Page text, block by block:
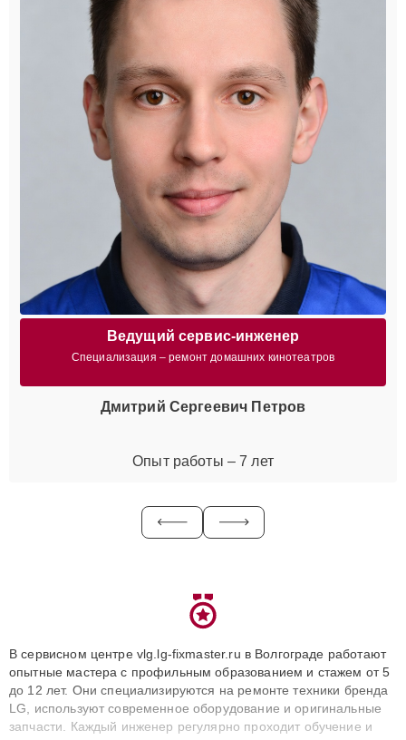
Ведущий сервис-инженер
Специализация – ремонт домашних кинотеатров
Дмитрий Сергеевич Петров
Опыт работы – 7 лет
В сервисном центре vlg.lg-fixmaster.ru в Волгограде работают
опытные мастера с профильным образованием и стажем от 5
до 12 лет. Они специализируются на ремонте техники бренда
LG, используют современное оборудование и оригинальные
запчасти. Каждый инженер регулярно проходит обучение и